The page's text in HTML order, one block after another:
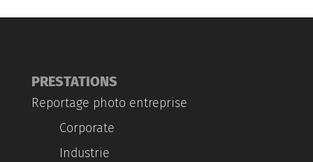
PRESTATIONS
Reportage photo entreprise
Corporate
Industrie